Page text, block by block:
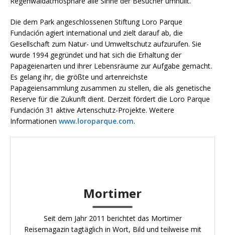
Die dem Park angeschlossenen Stiftung Loro Parque
Fundación agiert international und zielt darauf ab, die
Gesellschaft zum Natur- und Umweltschutz aufzurufen. Sie
wurde 1994 gegründet und hat sich die Erhaltung der
Papageienarten und ihrer Lebensräume zur Aufgabe gemacht.
Es gelang ihr, die größte und artenreichste
Papageiensammlung zusammen zu stellen, die als genetische
Reserve für die Zukunft dient. Derzeit fördert die Loro Parque
Fundación 31 aktive Artenschutz-Projekte. Weitere
Informationen www.loroparque.com.
Mortimer
Seit dem Jahr 2011 berichtet das Mortimer
Reisemagazin tagtäglich in Wort, Bild und teilweise mit